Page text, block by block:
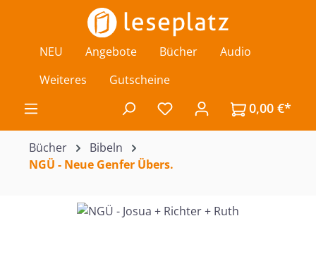
Zum Hauptinhalt springen
NEU Angebote Bücher
Audio
Weiteres
Gutscheine
Du hast 0 Produkte auf
0,00 €*
Bücher
Bibeln
NGÜ - Neue Genfer Übers.
Bildergalerie überspringen